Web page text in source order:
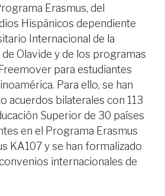
Erasmus, del
Hispánicos dependiente
Internacional de la
Olavide y de los programas
para estudiantes
Para ello, se han
acuerdos bilaterales con 113
Superior de 30 países
en el Programa Erasmus
KA107 y se han formalizado
internacionales de